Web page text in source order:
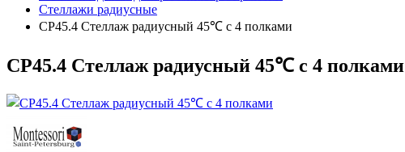
Стеллажи радиусные
СР45.4 Стеллаж радиусный 45℃ с 4 полками
СР45.4 Стеллаж радиусный 45℃ с 4 полками